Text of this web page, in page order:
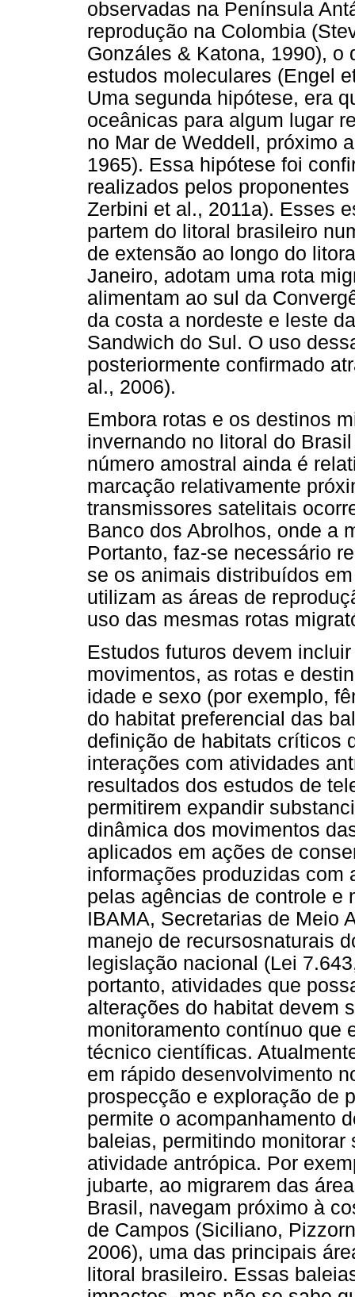
observadas na Península
reprodução na Colombia
Gonzáles & Katona, 1990), o
estudos moleculares (Engel
Uma segunda hipótese, era
oceânicas para algum lugar
no Mar de Weddell, próximo
1965). Essa hipótese foi
realizados pelos
Zerbini et al., 2011a). Esses
partem do litoral brasileiro
de extensão ao longo do
Janeiro, adotam uma rota
alimentam ao sul da
da costa a nordeste e leste
Sandwich do Sul. O uso
posteriormente confirmado
al., 2006).
Embora rotas e os destinos
invernando no litoral do
número amostral ainda é
marcação relativamente
transmissores satelitais
Banco dos Abrolhos, onde a
Portanto, faz-se necessário
se os animais distribuídos
utilizam as áreas de
uso das mesmas rotas
Estudos futuros devem
movimentos, as rotas e
idade e sexo (por exemplo,
do habitat preferencial das
definição de habitats críticos
interações com atividades
resultados dos estudos de
permitirem expandir
dinâmica dos movimentos
aplicados em ações de
informações produzidas com
pelas agências de controle e
IBAMA, Secretarias de Meio
manejo de recursosnaturais
legislação nacional (Lei
portanto, atividades que
alterações do habitat devem
monitoramento contínuo que
técnico científicas.
em rápido desenvolvimento
prospecção e exploração de
permite o acompanhamento
baleias, permitindo
atividade antrópica. Por
jubarte, ao migrarem das
Brasil, navegam próximo à
de Campos (Siciliano,
2006), uma das principais
litoral brasileiro. Essas